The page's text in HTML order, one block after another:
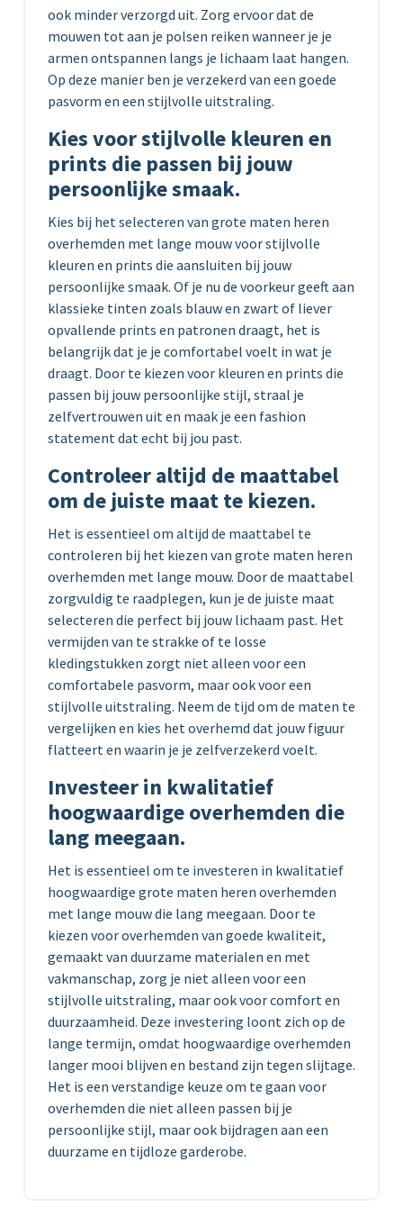
ook minder verzorgd uit. Zorg ervoor dat de
mouwen tot aan je polsen reiken wanneer je je
armen ontspannen langs je lichaam laat hangen.
Op deze manier ben je verzekerd van een goede
pasvorm en een stijlvolle uitstraling.
Kies voor stijlvolle kleuren en
prints die passen bij jouw
persoonlijke smaak.
Kies bij het selecteren van grote maten heren
overhemden met lange mouw voor stijlvolle
kleuren en prints die aansluiten bij jouw
persoonlijke smaak. Of je nu de voorkeur geeft aan
klassieke tinten zoals blauw en zwart of liever
opvallende prints en patronen draagt, het is
belangrijk dat je je comfortabel voelt in wat je
draagt. Door te kiezen voor kleuren en prints die
passen bij jouw persoonlijke stijl, straal je
zelfvertrouwen uit en maak je een fashion
statement dat echt bij jou past.
Controleer altijd de maattabel
om de juiste maat te kiezen.
Het is essentieel om altijd de maattabel te
controleren bij het kiezen van grote maten heren
overhemden met lange mouw. Door de maattabel
zorgvuldig te raadplegen, kun je de juiste maat
selecteren die perfect bij jouw lichaam past. Het
vermijden van te strakke of te losse
kledingstukken zorgt niet alleen voor een
comfortabele pasvorm, maar ook voor een
stijlvolle uitstraling. Neem de tijd om de maten te
vergelijken en kies het overhemd dat jouw figuur
flatteert en waarin je je zelfverzekerd voelt.
Investeer in kwalitatief
hoogwaardige overhemden die
lang meegaan.
Het is essentieel om te investeren in kwalitatief
hoogwaardige grote maten heren overhemden
met lange mouw die lang meegaan. Door te
kiezen voor overhemden van goede kwaliteit,
gemaakt van duurzame materialen en met
vakmanschap, zorg je niet alleen voor een
stijlvolle uitstraling, maar ook voor comfort en
duurzaamheid. Deze investering loont zich op de
lange termijn, omdat hoogwaardige overhemden
langer mooi blijven en bestand zijn tegen slijtage.
Het is een verstandige keuze om te gaan voor
overhemden die niet alleen passen bij je
persoonlijke stijl, maar ook bijdragen aan een
duurzame en tijdloze garderobe.